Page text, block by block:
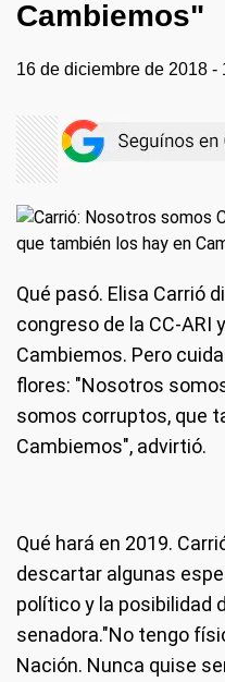
Cambiemos"
16 de diciembre de 2018 -
Qué pasó. Elisa Carrió
congreso de la CC-ARI
Cambiemos. Pero
flores: "Nosotros
somos corruptos, que
Cambiemos", advirtió.
Qué hará en 2019.
descartar algunas
político y la posibilidad
senadora."No tengo
Nación. Nunca quise